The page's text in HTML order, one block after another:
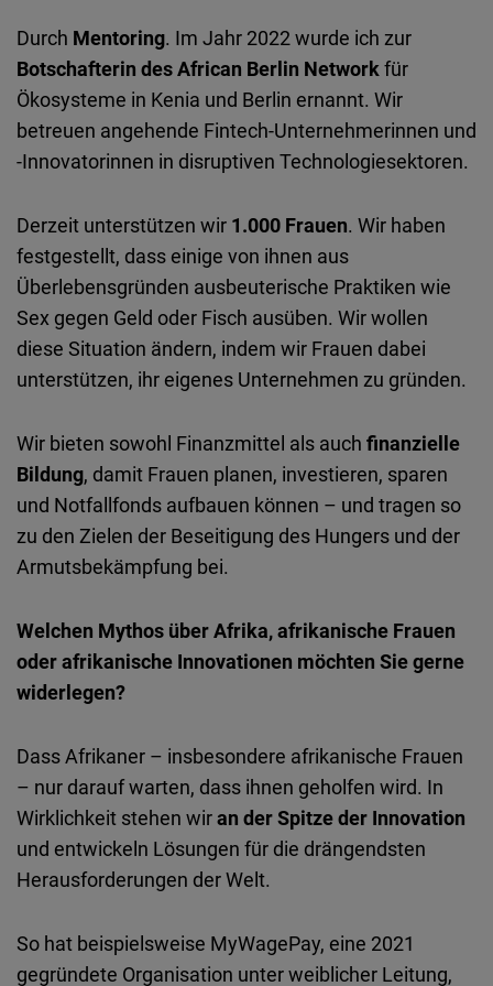
Durch Mentoring. Im Jahr 2022 wurde ich zur
Botschafterin des African Berlin Networkfür
Ökosysteme in Kenia und Berlin ernannt. Wir
betreuen angehende Fintech-Unternehmerinnen und
-Innovatorinnen in disruptiven Technologiesektoren.
Derzeit unterstützen wir 1.000 Frauen. Wir haben
festgestellt, dass einige von ihnen aus
Überlebensgründen ausbeuterische Praktiken wie
Sex gegen Geld oder Fisch ausüben. Wir wollen
diese Situation ändern, indem wir Frauen dabei
unterstützen, ihr eigenes Unternehmen zu gründen.
Wir bieten sowohl Finanzmittel als auch finanzielle
Bildung, damit Frauen planen, investieren, sparen
und Notfallfonds aufbauen können – und tragen so
zu den Zielen der Beseitigung des Hungers und der
Armutsbekämpfung bei.
Welchen Mythos über Afrika, afrikanische Frauen
oder afrikanische Innovationen möchten Sie gerne
widerlegen?
Dass Afrikaner – insbesondere afrikanische Frauen
– nur darauf warten, dass ihnen geholfen wird. In
Wirklichkeit stehen wiran der Spitze der Innovation
und entwickeln Lösungen für die drängendsten
Herausforderungen der Welt.
So hat beispielsweise MyWagePay, eine 2021
gegründete Organisation unter weiblicher Leitung,